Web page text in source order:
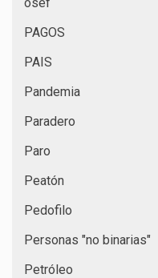
PAGOS
PAIS
Pandemia
Paradero
Paro
Peatón
Pedofilo
Personas "no binarias"
Petróleo